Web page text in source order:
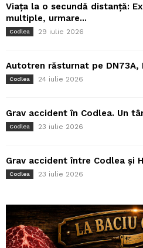
Viața la o secundă distanță:
multiple, urmare...
Codlea 29 iulie 2026
Autotren răsturnat pe DN73A,
Codlea 24 iulie 2026
Grav accident în Codlea. Un
Codlea 23 iulie 2026
Grav accident între Codlea și
Codlea 23 iulie 2026